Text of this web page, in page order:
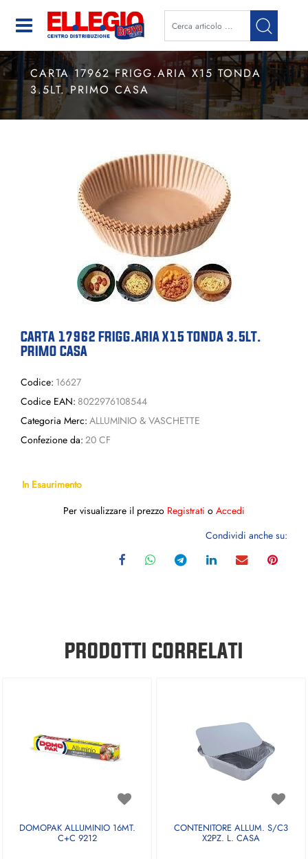
Open
CARTA 17962 FRIGG.ARIA X15 TONDA
3.5LT. PRIMO CASA
CARTA 17962 FRIGG.ARIA X15 TONDA 3.5LT.
PRIMO CASA
Codice: 16627
Codice EAN: 8022976108544
Categoria Merc: ALLUMINIO & VASCHETTE
Confezione da: 20 CF
In Esaurimento
Per visualizzare il prezzo Registrati o Accedi
Condividi anche su:
PRODOTTI CORRELATI
DOMOPAK ALLUMINIO 16MT.
C+C 9212
CONTENITORE ALLUM. S/C3
X2PZ. L. CASA